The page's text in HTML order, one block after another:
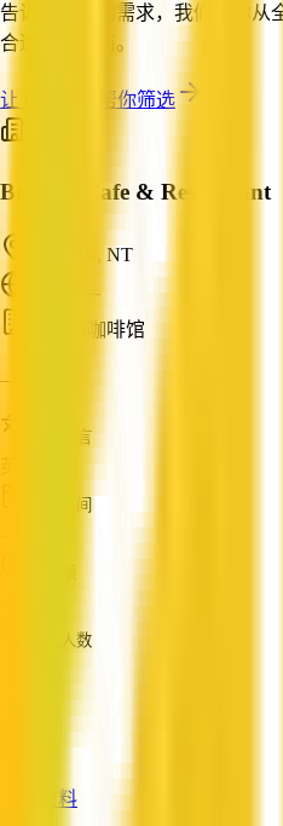
告诉我们你的需求，我们帮你从
合适的服务商。
让 QX Web 帮你筛选
Brimo's Cafe & Restaurant
Yuelamu, NT
ABN: —
餐厅与咖啡馆
—
服务语言
成立时间
员工人数
查看资料